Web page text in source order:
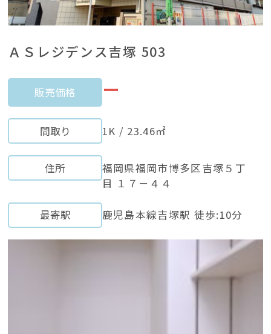
ＡＳレジデンス吉塚 503
販売価格 ー
間取り 1K / 23.46㎡
住所
福岡県福岡市博多区吉塚５丁
目 １７－４４
最寄駅 鹿児島本線吉塚駅 徒歩:10分